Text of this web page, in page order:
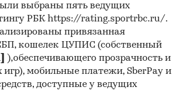
выбраны пять ведущих
РБК https://rating.sportrbc.ru/.
привязанная
кошелек ЦУПИС (собственный
),обеспечивающего прозрачность и
игр), мобильные платежи, SberPay и
доступные у ведущих